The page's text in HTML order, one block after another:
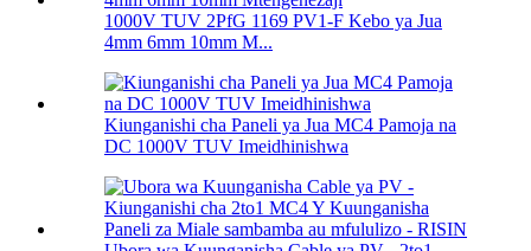
1000V TUV 2PfG 1169 PV1-F Kebo ya Jua
4mm 6mm 10mm M...
Kiunganishi cha Paneli ya Jua MC4 Pamoja na
DC 1000V TUV Imeidhinishwa